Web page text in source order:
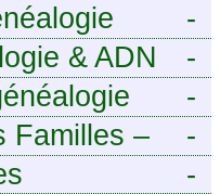
-
de tous
-
& ADN
-
-
Familles –
-